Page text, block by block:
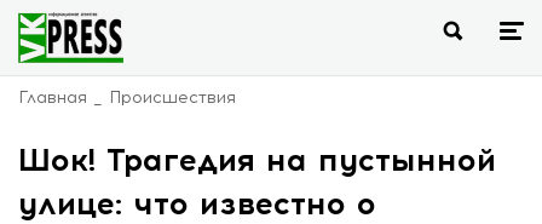
Главная Происшествия
Шок! Трагедия на пустынной
улице: что известно о